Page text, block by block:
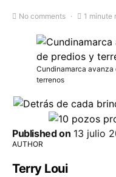
No comments 1 minute
Cundinamarca
terrenos
Published on 13 julio
AUTHOR
Terry Loui